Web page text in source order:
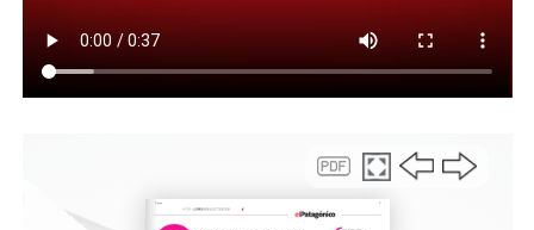
gatos y se expondrán los beneficios de la castración
como estrategia para el control de la población animal.
castraciones a gran escala y se debatirá sobre las
acciones que la comunidad puede llevar adelante para
contribuir a la solución de la problemática.